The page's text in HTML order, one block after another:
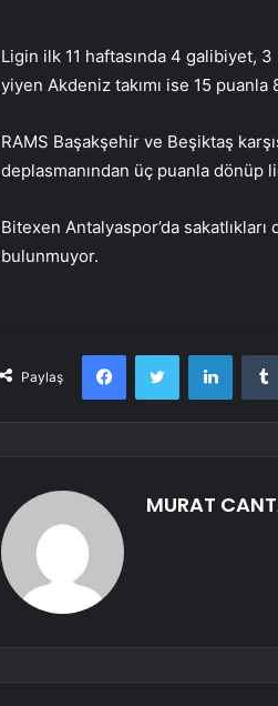
Ligin ilk 11 haftasında 4 galibiyet,
yiyen Akdeniz takımı ise 15 puanla
RAMS Başakşehir ve Beşiktaş
deplasmanından üç puanla
Bitexen Antalyaspor’da
bulunmuyor.
Paylaş
FacebookTwitter
MURAT